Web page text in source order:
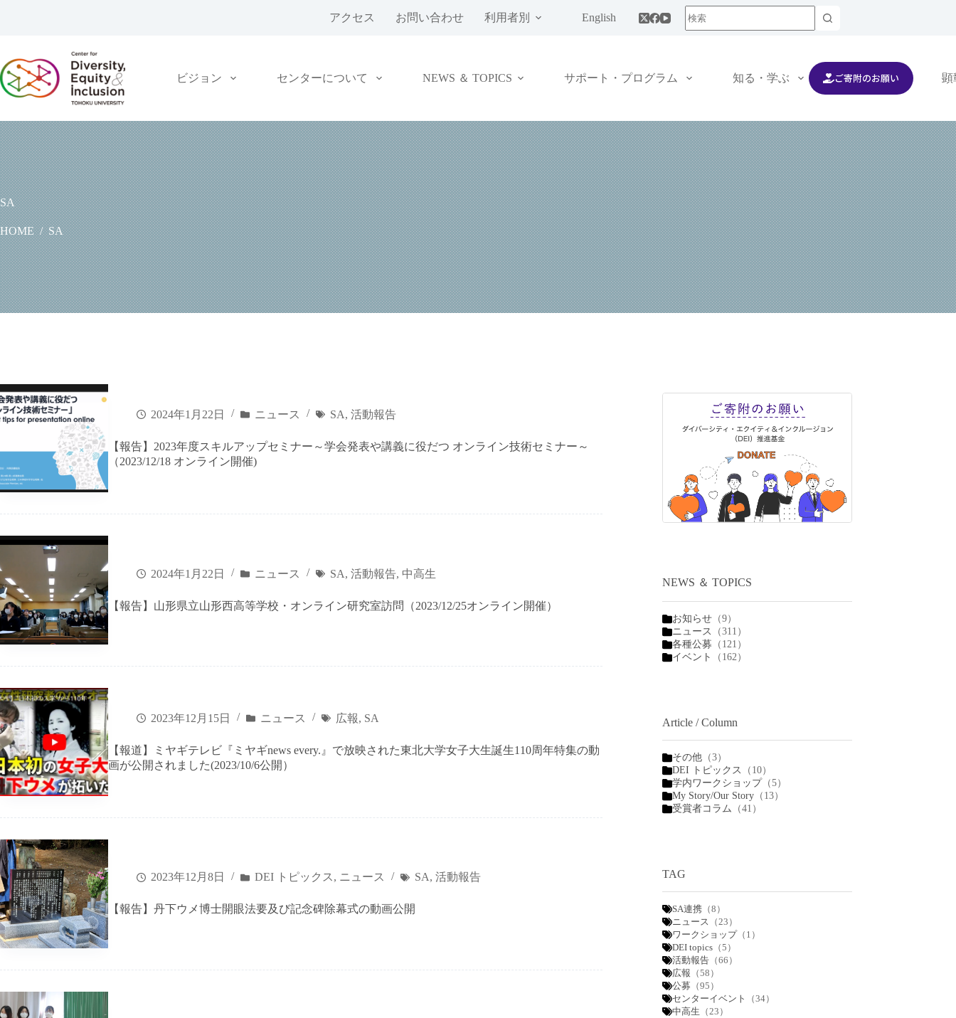
ツ
へ
ス
ッ
プ
アクセス お問い合わせ 利用者別 English
ビジョン センターについて NEWS ＆ TOPICS サポート・プログラム 知る・学ぶ 交流する 顕
ご寄附のお願い
SA
HOME / SA
2024年1月22日 ニュース SA,活動報告
【報告】2023年度スキルアップセミナー～学会発表や講義に役だつ オンライン技術セミナー～
（2023/12/18 オンライン開催)
2024年1月22日 ニュース SA,活動報告, 中高生
【報告】山形県立山形西高等学校・オンライン研究室訪問（2023/12/25オンライン開催）
2023年12月15日 ニュース 広報, SA
【報道】ミヤギテレビ『ミヤギnews every.』で放映された東北大学女子大生誕生110周年特集の動
画が公開されました(2023/10/6公開）
2023年12月8日 DEI トピックス, ニュース SA,活動報告
【報告】丹下ウメ博士開眼法要及び記念碑除幕式の動画公開
NEWS ＆ TOPICS
お知らせ （9）
ニュース
（311）
各種公募 （121）
イベント
（162）
Article / Column
その他 （3）
DEI トピックス
（10）
学内ワークショップ （5）
My Story/Our Story （13）
受賞者コラム （41）
TAG
SA連携 （8）
ニュース （23）
ワークショップ（1）
DEI topics （5）
活動報告 （66）
広報 （58）
公募 （95）
センターイベント
（34）
中高生 （23）